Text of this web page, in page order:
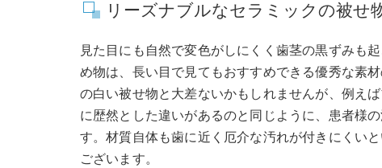
リーズナブルなセラミックの被せ
見た目にも自然で変色がしにくく歯茎の黒ずみも
め物は、長い目で見てもおすすめできる優秀な素
の白い被せ物と大差ないかもしれませんが、例え
に歴然とした違いがあるのと同じように、患者様
す。材質自体も歯に近く厄介な汚れが付きにくい
ございます。